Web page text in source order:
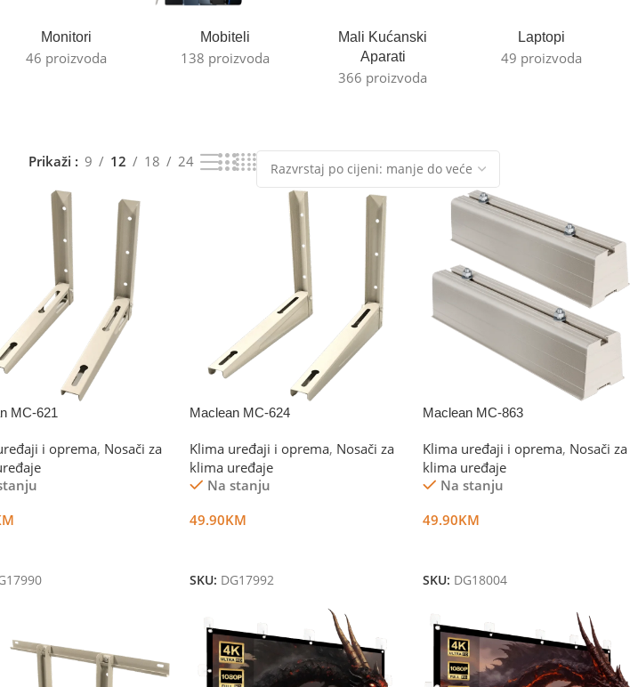
Monitori
46 proizvoda
Mobiteli
138 proizvoda
Mali Kućanski
Aparati
366 proizvoda
Laptopi
49 proizvoda
Prikaži 9 12 18 24
MC-621
i oprema, Nosači za
Maclean MC-624
Klima uređaji i oprema, Nosači za
klima uređaje
Na stanju
49.90KM
SKU: DG17992
Maclean MC-863
Klima uređaji i oprema, Nosači za
klima uređaje
Na stanju
49.90KM
SKU: DG18004